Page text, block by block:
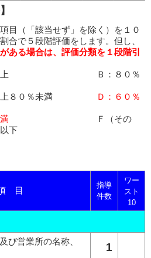
目（「該当せず」を除く）を１０
合で５段階評価をします。但し、
ある場合は、評価分類を１段階引
上 Ｂ：８０％
８０％未満
Ｄ：６０％
Ｆ（その
下
目
指導
件数
ワー
スト
10
び営業所の名称、
1